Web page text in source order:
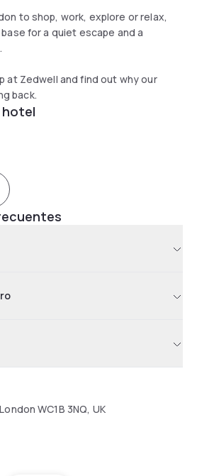
to shop, work, explore or relax,
for a quiet escape and a
at Zedwell and find out why our
back.
hotel
WC1B 3NQ, UK